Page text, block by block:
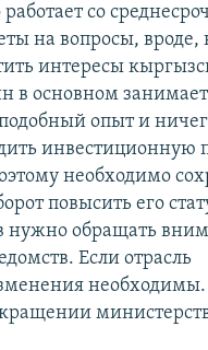
со
на вопросы, вроде,
интересы
в основном
опыт и
инвестиционную
необходимо
повысить его
нужно обращать
Если отрасль